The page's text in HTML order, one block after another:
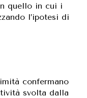
quello in cui i
l’ipotesi di
confermano
svolta dalla